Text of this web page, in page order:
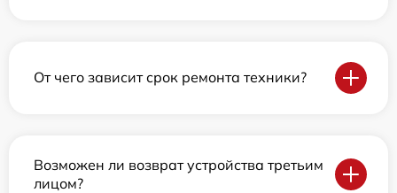
От чего зависит срок ремонта техники?
Возможен ли возврат устройства третьим
лицом?